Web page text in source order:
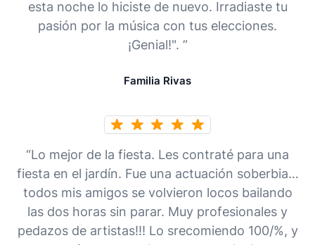
esta noche lo hiciste de nuevo. Irradiaste tu
pasión por la música con tus elecciones.
¡Genial!". ”
Familia Rivas
“Lo mejor de la fiesta. Les contraté para una
fiesta en el jardín. Fue una actuación soberbia…
todos mis amigos se volvieron locos bailando
las dos horas sin parar. Muy profesionales y
pedazos de artistas!!! Lo srecomiendo 100/%, y